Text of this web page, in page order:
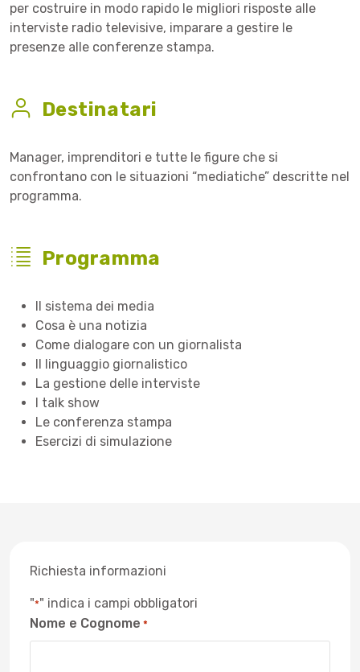
per costruire in modo rapido le migliori risposte alle
interviste radio televisive, imparare a gestire le
presenze alle conferenze stampa.
Destinatari
Manager, imprenditori e tutte le figure che si
confrontano con le situazioni “mediatiche” descritte nel
programma.
Programma
Il sistema dei media
Cosa è una notizia
Come dialogare con un giornalista
Il linguaggio giornalistico
La gestione delle interviste
I talk show
Le conferenza stampa
Esercizi di simulazione
Richiesta informazioni
"*" indica i campi obbligatori
Nome e Cognome *